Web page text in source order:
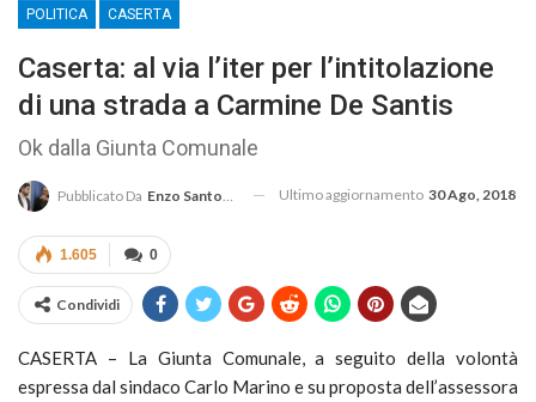
POLITICA CASERTA
Caserta: al via l’iter per l’intitolazione
di una strada a Carmine De Santis
Ok dalla Giunta Comunale
Pubblicato Da Enzo Santoro Ultimo aggiornamento 30 Ago, 2018
0
1.605
Condividi
CASERTA – La Giunta Comunale, a seguito della volontà
espressa dal sindaco Carlo Marino e su proposta dell’assessora